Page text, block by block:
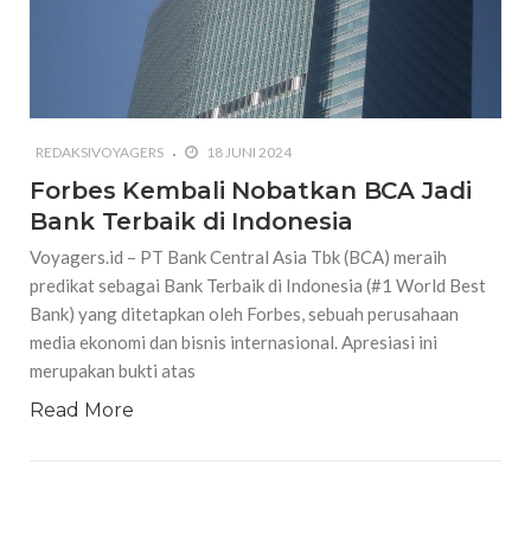
REDAKSIVOYAGERS 18 JUNI 2024
Forbes Kembali Nobatkan BCA Jadi
Bank Terbaik di Indonesia
Voyagers.id – PT Bank Central Asia Tbk (BCA) meraih
predikat sebagai Bank Terbaik di Indonesia (#1 World Best
Bank) yang ditetapkan oleh Forbes, sebuah perusahaan
media ekonomi dan bisnis internasional. Apresiasi ini
merupakan bukti atas
Read More